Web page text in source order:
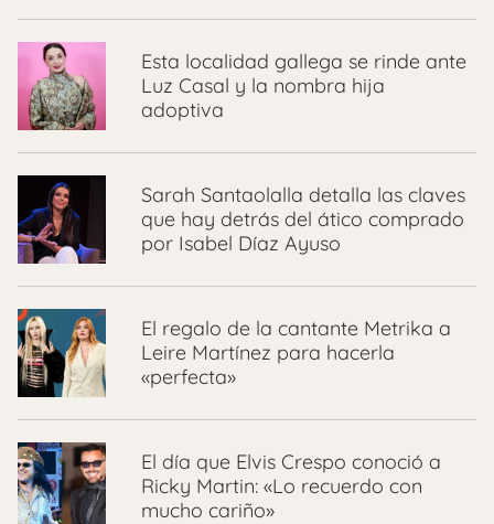
Esta localidad gallega se rinde ante
Luz Casal y la nombra hija
adoptiva
Sarah Santaolalla detalla las claves
que hay detrás del ático comprado
por Isabel Díaz Ayuso
El regalo de la cantante Metrika a
Leire Martínez para hacerla
«perfecta»
El día que Elvis Crespo conoció a
Ricky Martin: «Lo recuerdo con
mucho cariño»